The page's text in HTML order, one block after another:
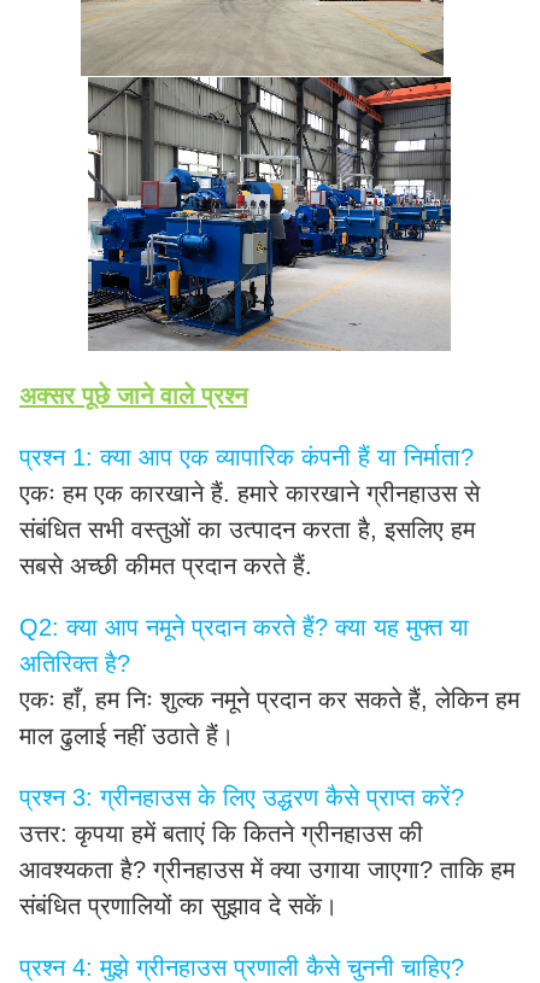
अक्सर पूछे जाने वाले प्रश्न
प्रश्न 1: क्या आप एक व्यापारिक कंपनी हैं या निर्माता?
एकः हम एक कारखाने हैं. हमारे कारखाने ग्रीनहाउस से
संबंधित सभी वस्तुओं का उत्पादन करता है, इसलिए हम
सबसे अच्छी कीमत प्रदान करते हैं.
Q2: क्या आप नमूने प्रदान करते हैं? क्या यह मुफ्त या
अतिरिक्त है?
एकः हाँ, हम निः शुल्क नमूने प्रदान कर सकते हैं, लेकिन हम
माल ढुलाई नहीं उठाते हैं।
प्रश्न 3: ग्रीनहाउस के लिए उद्धरण कैसे प्राप्त करें?
उत्तर: कृपया हमें बताएं कि कितने ग्रीनहाउस की
आवश्यकता है? ग्रीनहाउस में क्या उगाया जाएगा? ताकि हम
संबंधित प्रणालियों का सुझाव दे सकें।
प्रश्न 4: मुझे ग्रीनहाउस प्रणाली कैसे चुननी चाहिए?